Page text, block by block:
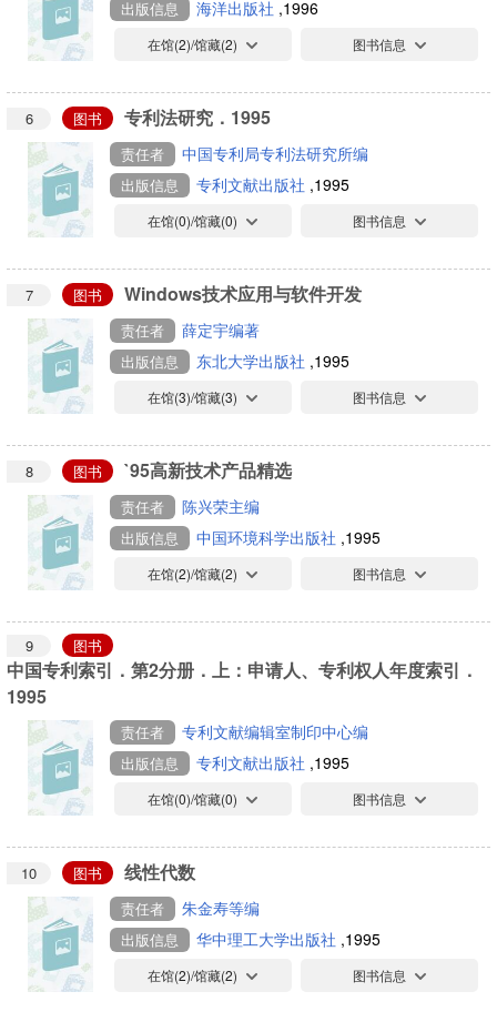
出版信息 海洋出版社 ,1996
在馆(2)/馆藏(2) 图书信息
6 图书 专利法研究．1995
责任者 中国专利局专利法研究所编
出版信息 专利文献出版社 ,1995
在馆(0)/馆藏(0) 图书信息
7 图书 Windows技术应用与软件开发
责任者 薛定宇编著
出版信息 东北大学出版社 ,1995
在馆(3)/馆藏(3) 图书信息
8 图书 `95高新技术产品精选
责任者 陈兴荣主编
出版信息 中国环境科学出版社 ,1995
在馆(2)/馆藏(2) 图书信息
9 图书
中国专利索引．第2分册．上：申请人、专利权人年度索引．
1995
责任者 专利文献编辑室制印中心编
出版信息 专利文献出版社 ,1995
在馆(0)/馆藏(0) 图书信息
10 图书 线性代数
责任者 朱金寿等编
出版信息 华中理工大学出版社 ,1995
在馆(2)/馆藏(2) 图书信息